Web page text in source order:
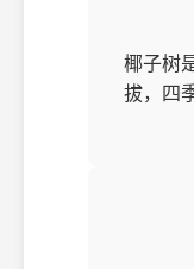
椰子树
拔，四